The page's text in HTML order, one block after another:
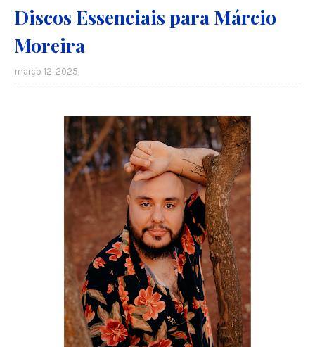
Discos Essenciais para Márcio
Moreira
março 12, 2025